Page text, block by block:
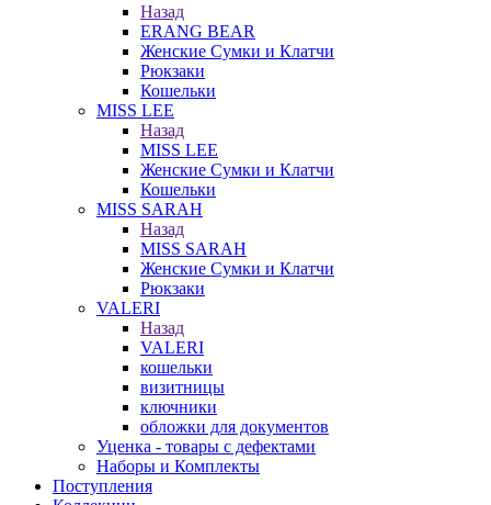
Назад
ERANG BEAR
Женские Сумки и Клатчи
Рюкзаки
Кошельки
MISS LEE
Назад
MISS LEE
Женские Сумки и Клатчи
Кошельки
MISS SARAH
Назад
MISS SARAH
Женские Сумки и Клатчи
Рюкзаки
VALERI
Назад
VALERI
кошельки
визитницы
ключники
обложки для документов
Уценка - товары с дефектами
Наборы и Комплекты
Поступления